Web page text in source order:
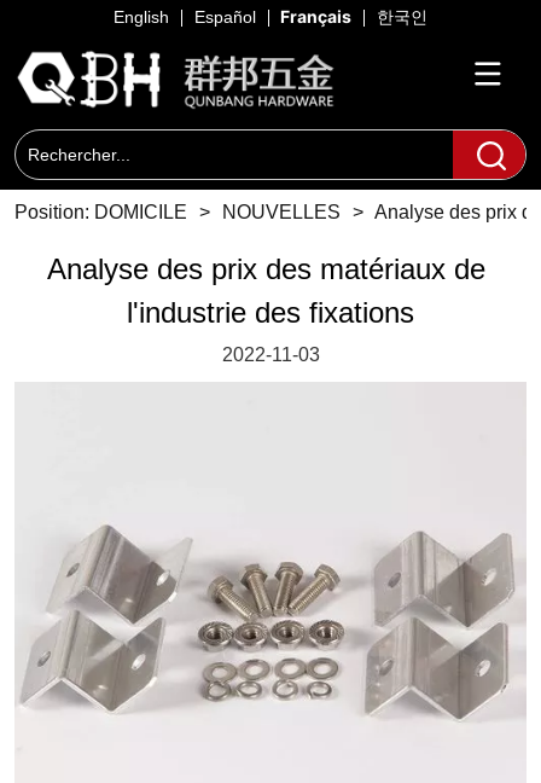
English Español Français 한국인
Position: DOMICILE > NOUVELLES > Analyse des prix
Analyse des prix des matériaux de
l'industrie des fixations
2022-11-03